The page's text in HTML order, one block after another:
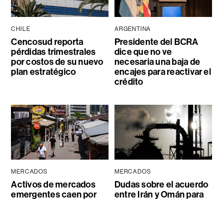
CHILE
Cencosud reporta
pérdidas trimestrales
por costos de su nuevo
plan estratégico
ARGENTINA
Presidente del BCRA
dice que no ve
necesaria una baja de
encajes para reactivar el
crédito
MERCADOS
Activos de mercados
emergentes caen por
MERCADOS
Dudas sobre el acuerdo
entre Irán y Omán para